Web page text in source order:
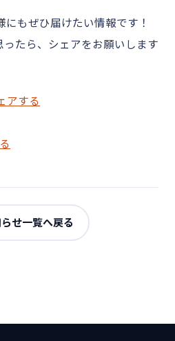
もぜひ届けたい情報です！
たら、シェアをお願いします
アする
せ一覧へ戻る